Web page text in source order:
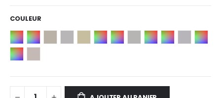
COULEUR